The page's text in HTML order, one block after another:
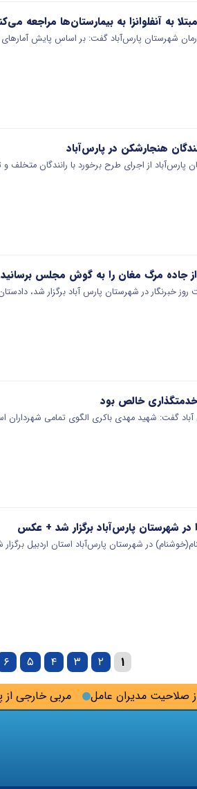
مربی خارجی از مدیران عامل
شهرستان پارس‌آباد گفت: بر اساس پایش آمارهای
اجرای طرح برخورد با رانندگان متخلف و توقیف ۱۶ دستگاه خودرو در این
جاده مرگ مغان را به گوش مجلس برسانید
روز خبرنگار در شهرستان پارس آباد برگزار شد،
خالص بود
آباد گفت: شهید مهدی باکری الگوی تمامی
شهرستان پارس‌آباد برگزار شد + عکس
در شهرستان پارس‌آباد استان اردبیل برگزار
۱ ۲ ۳ ۴ ۵ ۶